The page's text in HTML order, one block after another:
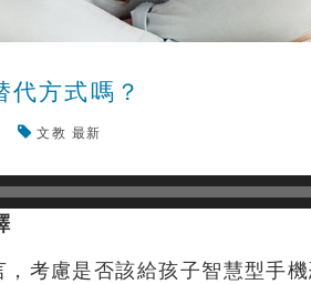
方式嗎？
文教 最新
考慮是否該給孩子智慧型手